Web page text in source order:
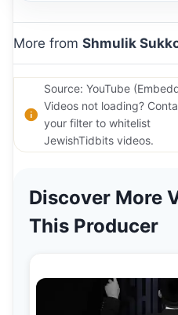
More from Shmulik
Source: YouTube
Videos not loading?
your filter to whitelist
JewishTidbits videos.
Discover More
This Producer